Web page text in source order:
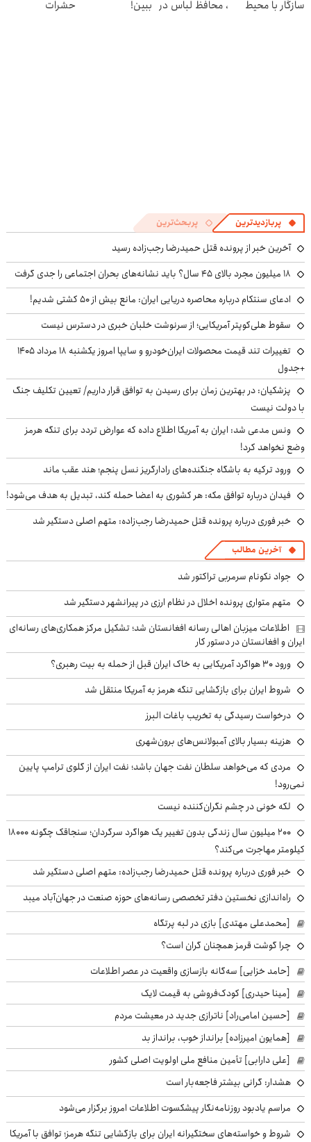
سازگار با محیط
، محافظ لباس در ببین!
حشرات
پربازدیدترین پربحث‌ترین
آخرین خبر از پرونده قتل حمیدرضا رجب‌زاده رسید
۱۸ میلیون مجرد بالای ۴۵ سال؟ باید نشانه‌های بحران اجتماعی را جدی گرفت
ادعای سنتکام درباره محاصره دریایی ایران: مانع بیش از ۵۰ کشتی شدیم!
سقوط هلی‌کوپتر آمریکایی؛ از سرنوشت خلبان خبری در دسترس نیست
تغییرات تند قیمت محصولات ایران‌خودرو و سایپا امروز یکشنبه ۱۸ مرداد ۱۴۰۵
+جدول
پزشکیان‌: در بهترین زمان برای رسیدن به توافق قرار داریم/ تعیین تکلیف جنگ
با دولت نیست
ونس مدعی شد: ایران به آمریکا اطلاع داده که عوارض تردد برای تنگه هرمز
وضع نخواهد کرد!
ورود ترکیه به باشگاه جنگنده‌های رادارگریز نسل پنجم؛ هند عقب ماند
فیدان درباره توافق مکه: هر کشوری به اعضا حمله کند، تبدیل به هدف می‌شود!
خبر فوری درباره پرونده قتل حمیدرضا رجب‌زاده: متهم اصلی دستگیر شد
آخرین مطالب
جواد نکونام سرمربی تراکتور شد
متهم متواری پرونده اخلال در نظام ارزی در پیرانشهر دستگیر شد
اطلاعات میزبان اهالی رسانه افغانستان شد؛ تشکیل مرکز همکاری‌های رسانه‌ای
ایران و افغانستان در دستور کار
ورود ۳۰ هواگرد آمریکایی به خاک ایران قبل از حمله به بیت رهبری؟
شروط ایران برای بازگشایی تنگه هرمز به آمریکا منتقل شد
درخواست رسیدگی به تخریب باغات البرز
هزینه بسیار بالای آمبولانس‌های برون‌شهری
مردی که می‌خواهد سلطان نفت جهان باشد؛ نفت ایران از گلوی ترامپ پایین
نمی‌رود!
لکه خونی در چشم نگران‌کننده نیست
۲۰۰ میلیون سال زندگی بدون تغییر یک هواگرد سرگردان؛ سنجاقک‌ چگونه ۱۸۰۰۰
کیلومتر مهاجرت می‌کند؟
خبر فوری درباره پرونده قتل حمیدرضا رجب‌زاده: متهم اصلی دستگیر شد
راه‌اندازی نخستین دفتر تخصصی رسانه‌های حوزه صنعت در جهان‌آباد میبد
[محمدعلی مهتدی] بازی در لبه پرتگاه
چرا گوشت قرمز همچنان گران است؟
[حامد خزایی] سه‌گانه بازسازی واقعیت در عصر اطلاعات
[مینا حیدری] کودک‌فروشی به قیمت لایک
[حسین امامی‌راد] ناترازی جدید در معیشت مردم
[همایون امیرزاده] برانداز خوب، برانداز بد
[علی دارابی] تأمین منافع ملی اولویت اصلی کشور
هشدار: گرانی بیشتر فاجعه‌بار است
مراسم یادبود روزنامه‌نگار پیشکسوت اطلاعات امروز برگزار می‌شود
شروط و خواسته‌های سختگیرانه ایران برای بازگشایی تنگه هرمز؛ توافق با آمریکا